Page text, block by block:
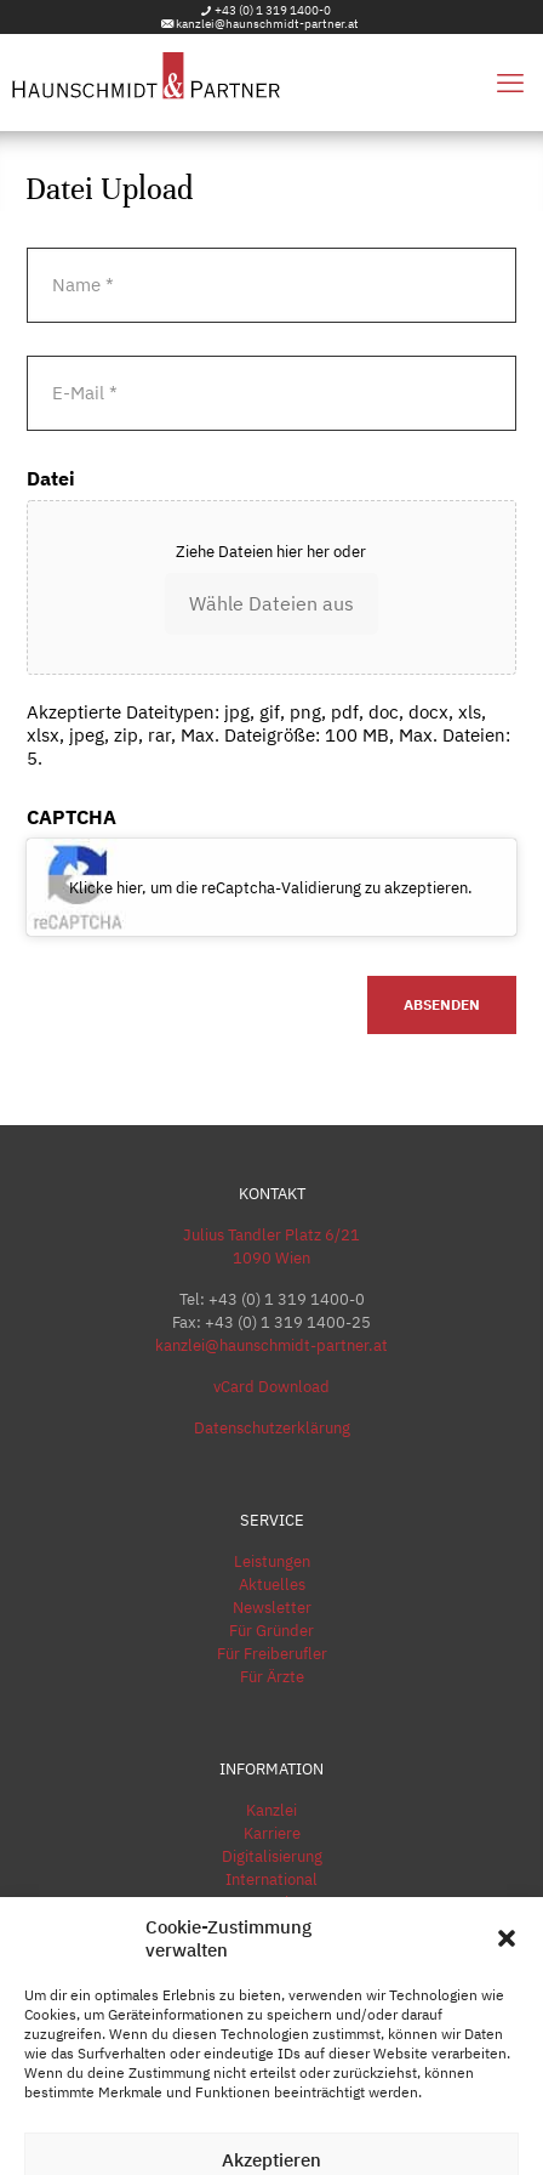
Cookie-Zustimmung
verwalten
Um dir ein optimales Erlebnis zu bieten, verwenden wir Technologien wie
Cookies, um Geräteinformationen zu speichern und/oder darauf
zuzugreifen. Wenn du diesen Technologien zustimmst, können wir Daten
wie das Surfverhalten oder eindeutige IDs auf dieser Website verarbeiten.
Wenn du deine Zustimmung nicht erteilst oder zurückziehst, können
bestimmte Merkmale und Funktionen beeinträchtigt werden.
Akzeptieren
+43 (0) 1 319 1400-0
kanzlei@haunschmidt-partner.at
Datei Upload
Mail
Datei
Ziehe Dateien hier her oder
Wähle Dateien aus
Akzeptierte Dateitypen: jpg, gif, png, pdf, doc, docx, xls,
xlsx, jpeg, zip, rar, Max. Dateigröße: 100 MB, Max. Dateien:
5.
CAPTCHA
Klicke hier, um die reCaptcha-Validierung zu akzeptieren.
KONTAKT
Julius Tandler Platz 6/21
1090 Wien
Tel: +43 (0) 1 319 1400-0
Fax: +43 (0) 1 319 1400-25
kanzlei@haunschmidt-partner.at
vCard Download
Datenschutzerklärung
SERVICE
Leistungen
Aktuelles
Newsletter
Für Gründer
Für Freiberufler
Für Ärzte
INFORMATION
Kanzlei
Karriere
Digitalisierung
International
Kontakt
Impressum